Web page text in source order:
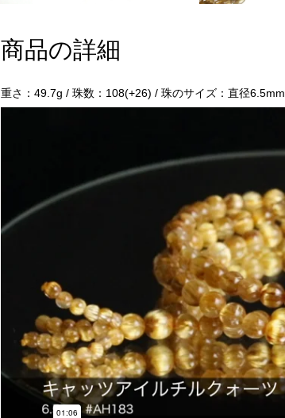
商品の詳細
重さ：49.7g / 珠数：108(+26) / 珠のサイズ：直径6.5mm